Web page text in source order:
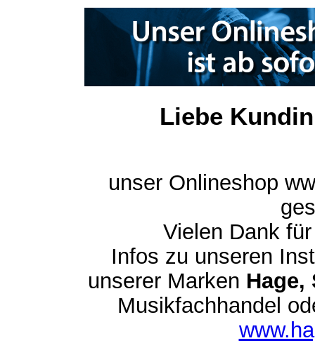
Liebe
unser Onlineshop
Vielen Dank
Infos zu unseren
unserer Marken Hage,
Musikfachhandel